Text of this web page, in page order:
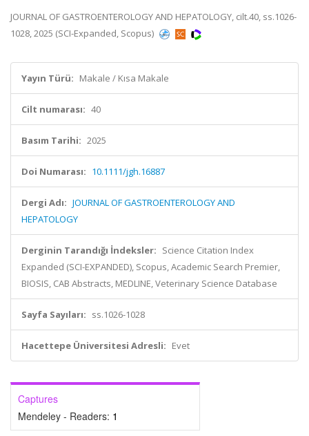
JOURNAL OF GASTROENTEROLOGY AND HEPATOLOGY, cilt.40, ss.1026-
1028, 2025 (SCI-Expanded, Scopus)
Yayın Türü: Makale / Kısa Makale
Cilt numarası: 40
Basım Tarihi: 2025
Doi Numarası: 10.1111/jgh.16887
Dergi Adı: JOURNAL OF GASTROENTEROLOGY AND
HEPATOLOGY
Derginin Tarandığı İndeksler: Science Citation Index
Expanded (SCI-EXPANDED), Scopus, Academic Search Premier,
BIOSIS, CAB Abstracts, MEDLINE, Veterinary Science Database
Sayfa Sayıları: ss.1026-1028
Hacettepe Üniversitesi Adresli: Evet
Captures
Mendeley - Readers: 1